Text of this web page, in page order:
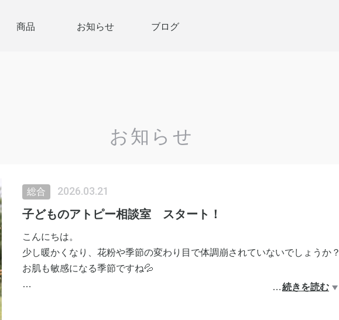
商品 お知らせ ブログ
お知らせ
総合 2026.03.21
子どものアトピー相談室 スタート！
こんにちは。
少し暖かくなり、花粉や季節の変わり目で体調崩されていないでしょうか？
お肌も敏感になる季節ですね💦
…続きを読む